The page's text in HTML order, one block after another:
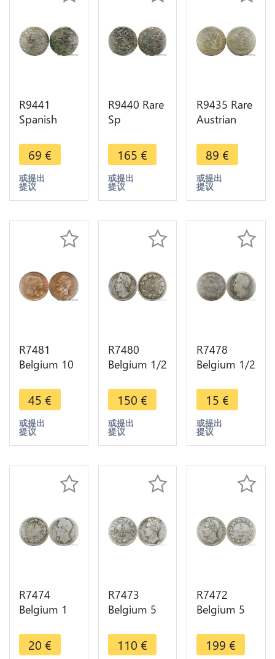
R9441
Spanish
Brabant
Escalin
Philip IV
1623 Lis
Silver
69 €
或提出
提议
R9440 Rare
Sp
Brabant
Escalin
Philip IV
1627 Main
Silver
165 €
或提出
提议
R9435 Rare
Austrian
Escalins
Maria
Theresa
1751
Lion Silver
89 €
或提出
提议
R7481
Belgium 10
Leopold I
Marriage
Duke
Dutchess
1853 AU
45 €
或提出
提议
R7480
Belgium 1/2
Leopold
1844 Silver
-> Make
offer
150 €
或提出
提议
R7478
Belgium 1/2
Leopold
1844 Silver
-> Make
offer
15 €
或提出
提议
R7474
Belgium 1
Leopold I
1834
20 €
R7473
Belgium 5
Leopold I
1833 Incuse
110 €
R7472
Belgium 5
Leopold I
1847 700K
199 €